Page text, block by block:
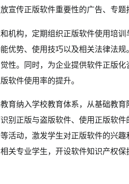
宣传正版软件重要性的广告、专题
机构，定期组织正版软件使用培
优势、使用技巧以及相关法律法
性。同时，为企业提供软件正版
软件使用率的提升。
育纳入学校教育体系，从基础教
别正版与盗版软件、使用正版软
活动，激发学生对正版软件的兴
关专业学生，开设软件知识产权